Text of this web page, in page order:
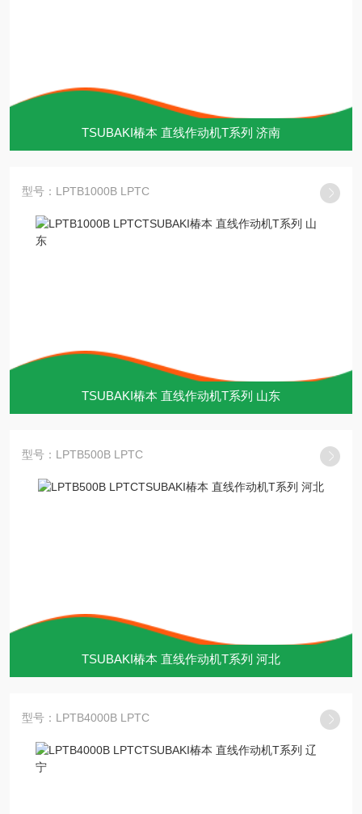
TSUBAKI椿本 直线作动机T系列 济南
型号：LPTB1000B LPTC
TSUBAKI椿本 直线作动机T系列 山东
型号：LPTB500B LPTC
TSUBAKI椿本 直线作动机T系列 河北
型号：LPTB4000B LPTC